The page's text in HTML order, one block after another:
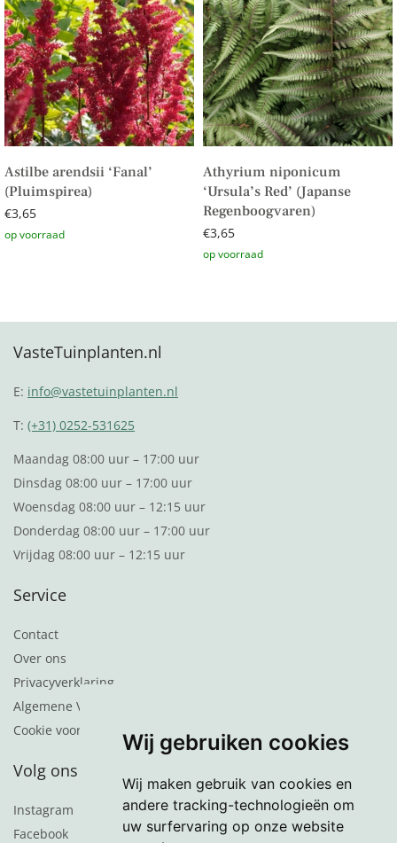
Wij gebruiken cookies
Wij maken gebruik van cookies en
andere tracking-technologieën om
uw surfervaring op onze website
Astilbe arendsii ‘Fanal’
(Pluimspirea)
€3,65
Athyrium niponicum
‘Ursula’s Red’ (Japanse
Regenboogvaren)
€3,65
VasteTuinplanten.nl
E: info@vastetuinplanten.nl
T:(+31) 0252-531625
Maandag 08:00 uur – 17:00 uur
Dinsdag 08:00 uur – 17:00 uur
Woensdag 08:00 uur – 12:15 uur
Donderdag 08:00 uur – 17:00 uur
Vrijdag 08:00 uur – 12:15 uur
Service
Contact
Over ons
Privacyverklaring
Algemene Voorwaarden
Cookie voorkeuren
Volg ons
Instagram
Facebook